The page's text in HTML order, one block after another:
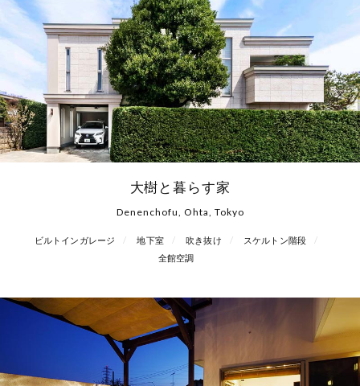
大樹と暮らす家
Denenchofu, Ohta, Tokyo
ビルトインガレージ 地下室 吹き抜け
スケルトン階段
全館空調